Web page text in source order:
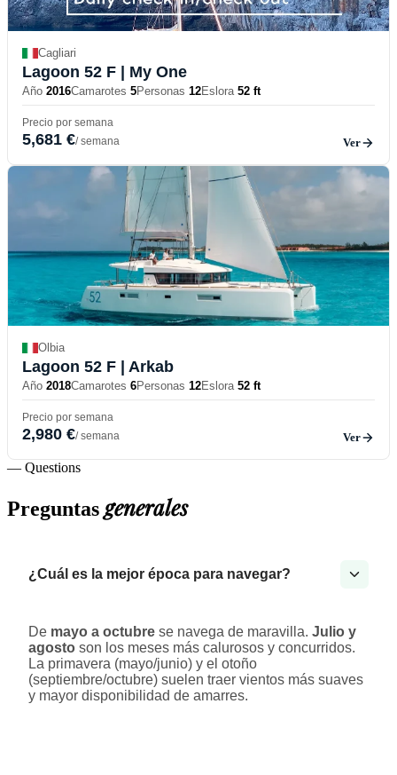
Cagliari
Lagoon 52 F | My One
Año 2016Camarotes 5Personas 12Eslora 52 ft
Precio por semana
5,681 €/ semana Ver
Olbia
Lagoon 52 F | Arkab
Año 2018Camarotes 6Personas 12Eslora 52 ft
Precio por semana
2,980 €/ semana Ver
— Questions
Preguntasgenerales
¿Cuál es la mejor época para navegar?
De mayo a octubre se navega de maravilla. Julio y
agosto son los meses más calurosos y concurridos.
La primavera (mayo/junio) y el otoño
(septiembre/octubre) suelen traer vientos más suaves
y mayor disponibilidad de amarres.